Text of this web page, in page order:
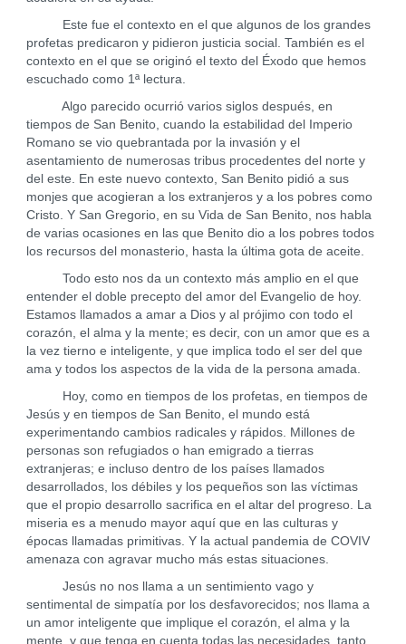
Este fue el contexto en el que algunos de los grandes
profetas predicaron y pidieron justicia social. También es el
contexto en el que se originó el texto del Éxodo que hemos
escuchado como 1ª lectura.
Algo parecido ocurrió varios siglos después, en
tiempos de San Benito, cuando la estabilidad del Imperio
Romano se vio quebrantada por la invasión y el
asentamiento de numerosas tribus procedentes del norte y
del este. En este nuevo contexto, San Benito pidió a sus
monjes que acogieran a los extranjeros y a los pobres como
Cristo. Y San Gregorio, en su Vida de San Benito, nos habla
de varias ocasiones en las que Benito dio a los pobres todos
los recursos del monasterio, hasta la última gota de aceite.
Todo esto nos da un contexto más amplio en el que
entender el doble precepto del amor del Evangelio de hoy.
Estamos llamados a amar a Dios y al prójimo con todo el
corazón, el alma y la mente; es decir, con un amor que es a
la vez tierno e inteligente, y que implica todo el ser del que
ama y todos los aspectos de la vida de la persona amada.
Hoy, como en tiempos de los profetas, en tiempos de
Jesús y en tiempos de San Benito, el mundo está
experimentando cambios radicales y rápidos. Millones de
personas son refugiados o han emigrado a tierras
extranjeras; e incluso dentro de los países llamados
desarrollados, los débiles y los pequeños son las víctimas
que el propio desarrollo sacrifica en el altar del progreso. La
miseria es a menudo mayor aquí que en las culturas y
épocas llamadas primitivas. Y la actual pandemia de COVIV
amenaza con agravar mucho más estas situaciones.
Jesús no nos llama a un sentimiento vago y
sentimental de simpatía por los desfavorecidos; nos llama a
un amor inteligente que implique el corazón, el alma y la
mente, y que tenga en cuenta todas las necesidades, tanto